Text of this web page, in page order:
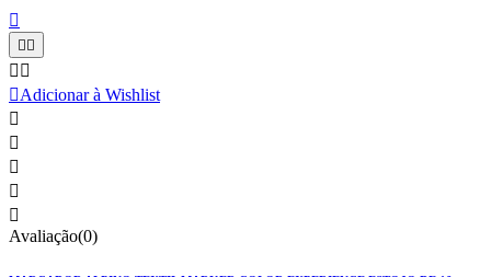

 
 
Adicionar à Wishlist





Avaliação(0)